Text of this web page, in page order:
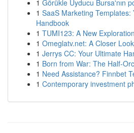
1 Görükle Uyducu Bursa'nın
1 SaaS Marketing Templates:
Handbook
1 TUMI123: A New
1 Omeglatv.net: A Closer Look
1 Jerrys CC: Your Ultimate
1 Born from War: The Half-
1 Need Assistance? Finnbet
1 Contemporary investment